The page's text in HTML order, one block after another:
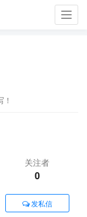
关注者
0
发私信